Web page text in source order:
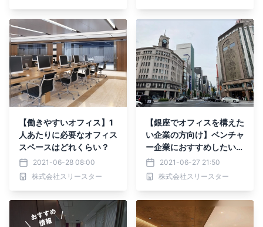
【働きやすいオフィス】1
人あたりに必要なオフィス
スペースはどれくらい？
2021-06-28 08:00
株式会社スリースター
【銀座でオフィスを構えた
い企業の方向け】ベンチャ
ー企業におすすめしたい、
銀座エリアにある新しいリ
ノベーションオフィスをご
紹介します！
2021-06-27 21:50
株式会社スリースター